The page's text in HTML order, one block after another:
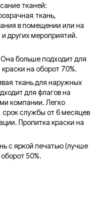
тканей:
ткань,
в помещении или на
других мероприятий.
больше подходит для
на оборот 70%.
ткань для наружных
для флагов на
компании. Легко
срок службы от 6 месяцев
Пропитка краски на
с яркой печатью (лучше
50%.